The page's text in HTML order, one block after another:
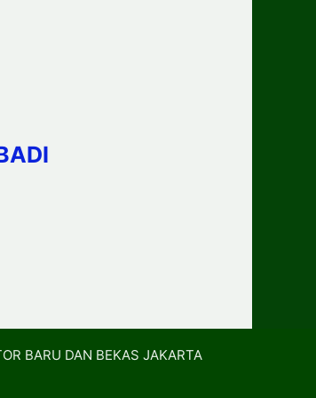
BARU DAN BEKAS JAKARTA